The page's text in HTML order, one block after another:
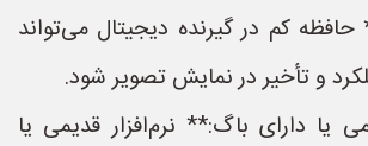
کم در گیرنده دیجیتال می‌تواند
و تأخیر در نمایش تصویر شود.
یا دارای باگ:** نرم‌افزار قدیمی یا